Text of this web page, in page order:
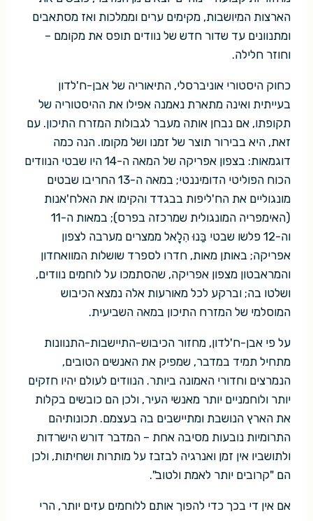
הארצות המיושבות, מקימים ערים וממלכות ואז מסתאבים
ומתנוונים עד שדור חדש של נוודים תופס את מקומם –
וחוזר חלילה.
כחוק היסטורי אוניברסלי, התיאוריה של אבן-ח'לדון
בעייתית ואינה מתארת נאמנה אפילו את ההיסטוריה של
תקופתו, אם נבחן אותה מעבר לגבולות המזרח התיכון. עם
זאת, היא בבירור תוצר של זמנו ושל מקומו. הנה כמה
דוגמאות: בצפון אפריקה של המאה ה-14 היו שבטי הנוודים
הכוח הפוליטי הדומיננטי; במאה ה-13 החריבו שבטים
מונגוליים את הח'ליפות בבגדד והקימו את האלח'אנות
(האימפריה המונגולית שמרכזה בפרס); במאות ה-11
וה-12 פלשו שבטי בַּנוּ הִלָאל ממצרים מערבה לצפון
אפריקה; באותן מאות, חדרו לספרד שושלות המוואחדון
והמראבטון מצפון אפריקה, שהסתמכו על לוחמים נוודים,
ושלטו בה; וברקע לכל מאורעות אלה נמצא הכיבוש
המוסלמי של המזרח התיכון במאה השביעית.
על פי אבן-ח'לדון, מחזור הכיבוש-התיישבות-התנוונות
מתחיל תמיד במדבר, שמפיק את האנשים הטובים,
הנמרצים וחדורי האמונה ביותר. הנוודים לעולם יהיו חזקים
יותר ולוחמניים יותר מאנשי העיר, ולכן הם כובשים בקלות
את הארץ הנושבת ומתיישבים בה בעצמם. תכונותיהם
התרומיות נובעות מסיבה אחת – המדבר דורש הישרדות
ולתושביו אין זמן ואנרגיה לבזבז על מותרות ושחיתות, ולכן
הם "קרובים יותר לאמת ולטוב".
אם אין די בכך כדי להפוך אותם ללוחמים עזים יותר, הרי